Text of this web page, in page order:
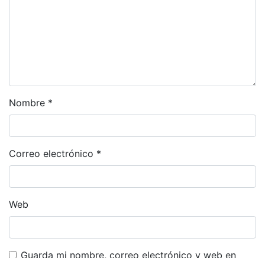
Nombre *
Correo electrónico *
Web
Guarda mi nombre, correo electrónico y web en